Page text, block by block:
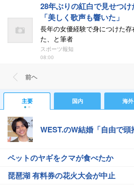
28年ぶりの紅白で見せつ
「美しく歌声も響いた」
長年の女優経験で身につけた
た、と筆者
スポーツ報知
08:00
前ヘ
主要 国内 海外
WEST.のW結婚「自由で頭
ペットのヤギをクマが食べたか
琵琶湖 有料券の花火大会が中止